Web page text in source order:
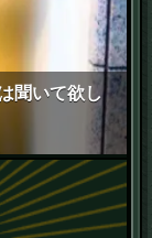
聞いて欲し